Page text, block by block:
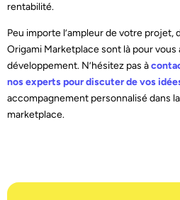
rentabilité.
Peu importe l’ampleur de votre projet,
Origami Marketplace sont là pour vous
développement. N’hésitez pas à
nos experts pour discuter de vos
accompagnement personnalisé dans
marketplace.